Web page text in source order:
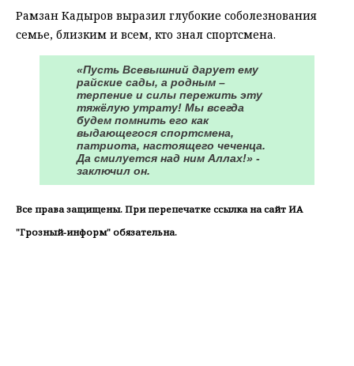
Рамзан Кадыров выразил глубокие соболезнования
семье, близким и всем, кто знал спортсмена.
«Пусть Всевышний дарует ему
райские сады, а родным –
терпение и силы пережить эту
тяжёлую утрату! Мы всегда
будем помнить его как
выдающегося спортсмена,
патриота, настоящего чеченца.
Да смилуется над ним Аллах!» -
заключил он.
Все права защищены. При перепечатке ссылка на сайт ИА
"Грозный-информ" обязательна.